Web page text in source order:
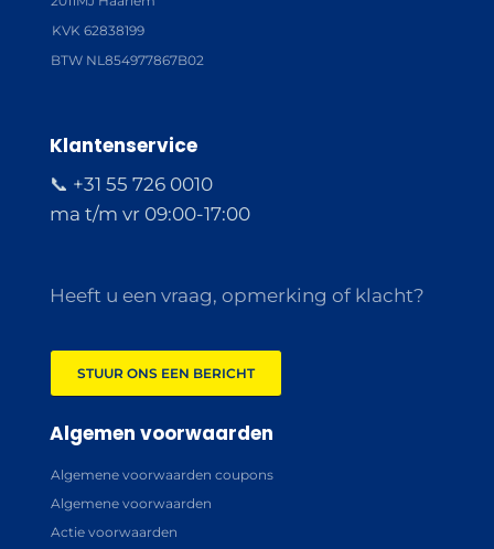
KVK 62838199
BTW NL854977867B02
Klantenservice
📞 +31 55 726 0010
ma t/m vr 09:00-17:00
Heeft u een vraag, opmerking of klacht?
STUUR ONS EEN BERICHT
Algemen voorwaarden
Algemene voorwaarden coupons
Algemene voorwaarden
Actie voorwaarden